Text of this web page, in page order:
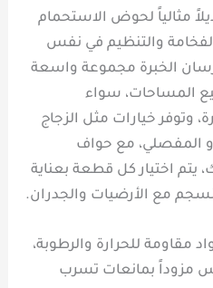
مثالياً لحوض الاستحمام
والتنظيم في نفس
الخبرة مجموعة واسعة
المساحات، سواء
وتوفر خيارات مثل الزجاج
المفصلي، مع حواف
يتم اختيار كل قطعة بعناية
مع الأرضيات والجدران.
مقاومة للحرارة والرطوبة،
مزوداً بمانعات تسرب